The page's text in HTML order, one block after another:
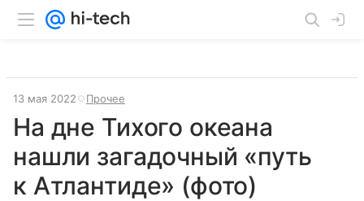
13 мая 2022 Прочее
На дне Тихого океана
нашли загадочный «путь
к Атлантиде» (фото)